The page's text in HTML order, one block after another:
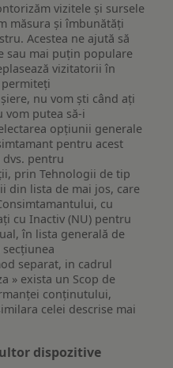
vizitele și sursele
măsura și îmbunătăți
Acestea ne ajută să
sau mai puțin populare
vizitatorii în
nu vom ști când ați
vom putea să-i
opțiunii generale
pentru acest
pentru
prin Tehnologii de tip
din lista de mai jos, care
cu
cu Inactiv (NU) pentru
în lista generală de
separat, in cadrul
» exista un Scop de
conținutului,
celei descrise mai
dispozitive